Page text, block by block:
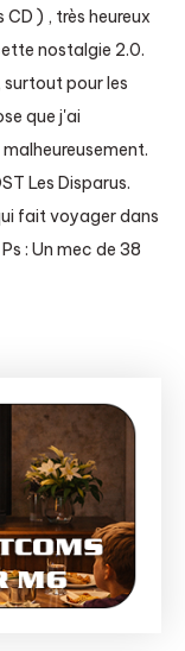
) , très heureux
nostalgie 2.0.
pour les
que j'ai
Les Disparus.
fait voyager dans
: Un mec de 38